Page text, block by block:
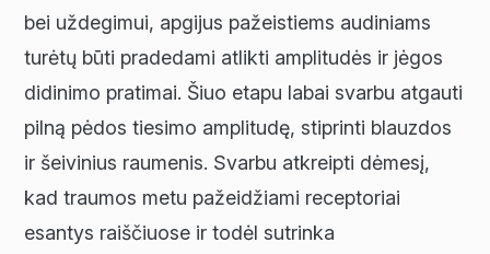
bei uždegimui, apgijus pažeistiems audiniams
turėtų būti pradedami atlikti amplitudės ir jėgos
didinimo pratimai. Šiuo etapu labai svarbu atgauti
pilną pėdos tiesimo amplitudę, stiprinti blauzdos
ir šeivinius raumenis. Svarbu atkreipti dėmesį,
kad traumos metu pažeidžiami receptoriai
esantys raiščiuose ir todėl sutrinka